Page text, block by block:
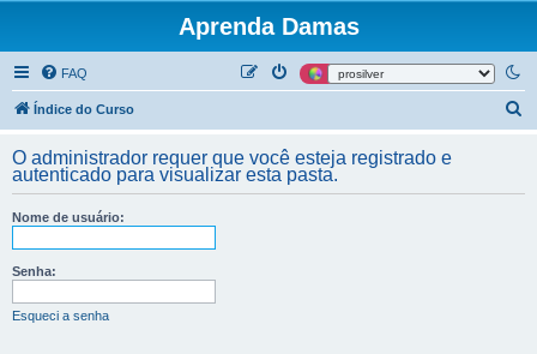
Aprenda Damas
FAQ
Índice do Curso
q
O administrador requer que você esteja registrado e
autenticado para visualizar esta pasta.
Nome de usuário:
Senha:
Esqueci a senha